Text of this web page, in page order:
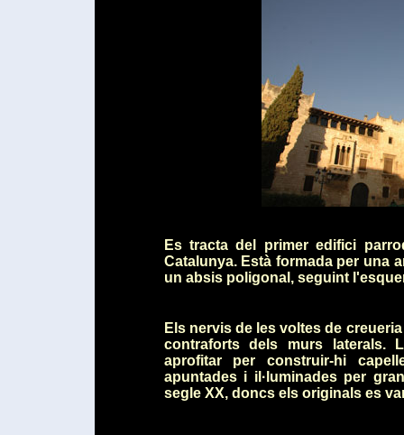
Es tracta del primer edifici
Catalunya. Està formada per una
un absis poligonal, seguint
Els nervis de les voltes de
contraforts dels murs laterals.
aprofitar per construir-hi
apuntades i il·luminades per
segle XX, doncs els originals es